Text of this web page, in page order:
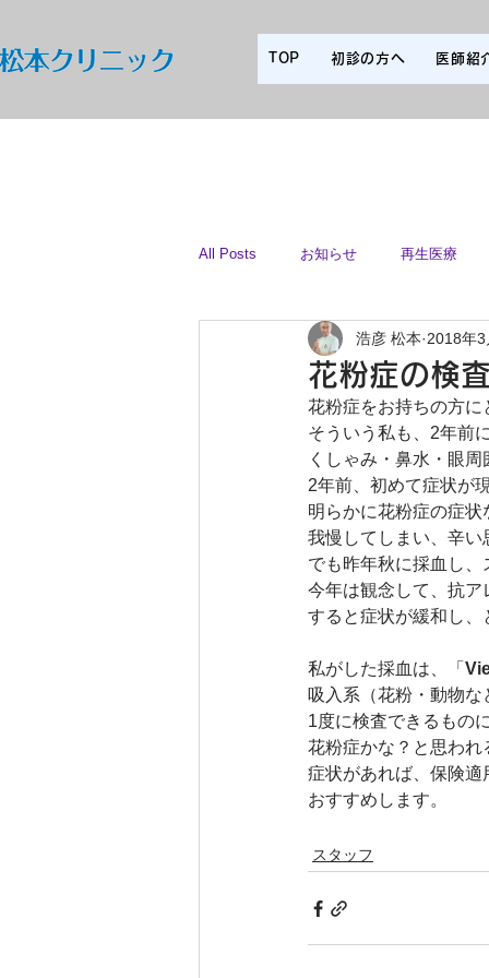
TOP 初診の方へ 医師紹
All Posts お知らせ 再生医療
花粉症の検
浩彦 松本 2018年
花粉症をお持ちの方
そういう私も、2年前
くしゃみ・鼻水・眼
2年前、初めて症状が
明らかに花粉症の症
我慢してしまい、辛い
でも昨年秋に採血し
今年は観念して、抗
すると症状が緩和し
私がした採血は、「
吸入系（花粉・動物
1度に検査できるもの
花粉症かな？と思わ
症状があれば、保険
おすすめします。
スタッフ